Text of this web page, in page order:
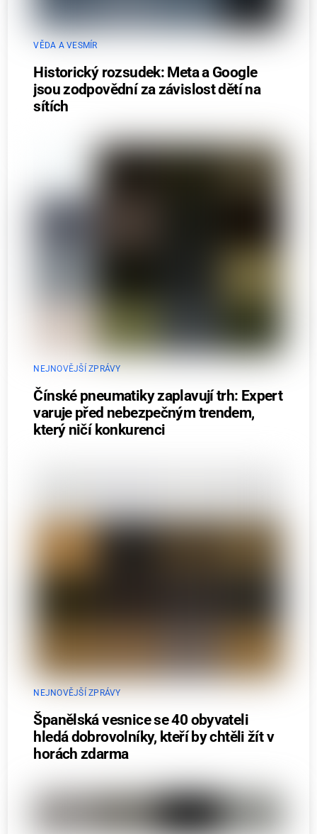
VĚDA A VESMÍR
Historický rozsudek: Meta a Google
jsou zodpovědní za závislost dětí na
sítích
NEJNOVĚJŠÍ ZPRÁVY
Čínské pneumatiky zaplavují trh: Expert
varuje před nebezpečným trendem,
který ničí konkurenci
NEJNOVĚJŠÍ ZPRÁVY
Španělská vesnice se 40 obyvateli
hledá dobrovolníky, kteří by chtěli žít v
horách zdarma